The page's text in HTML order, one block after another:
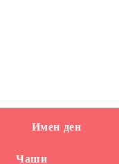
Имен ден
Чаши